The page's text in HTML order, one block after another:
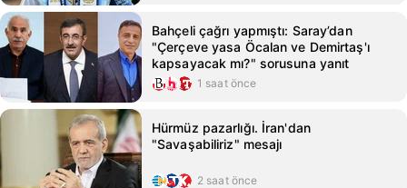
Bahçeli çağrı yapmıştı: Saray’dan
"Çerçeve yasa Öcalan ve Demirtaş'ı
kapsayacak mı?" sorusuna yanıt
1 saat önce
Hürmüz pazarlığı. İran'dan
"Savaşabiliriz" mesajı
2 saat önce